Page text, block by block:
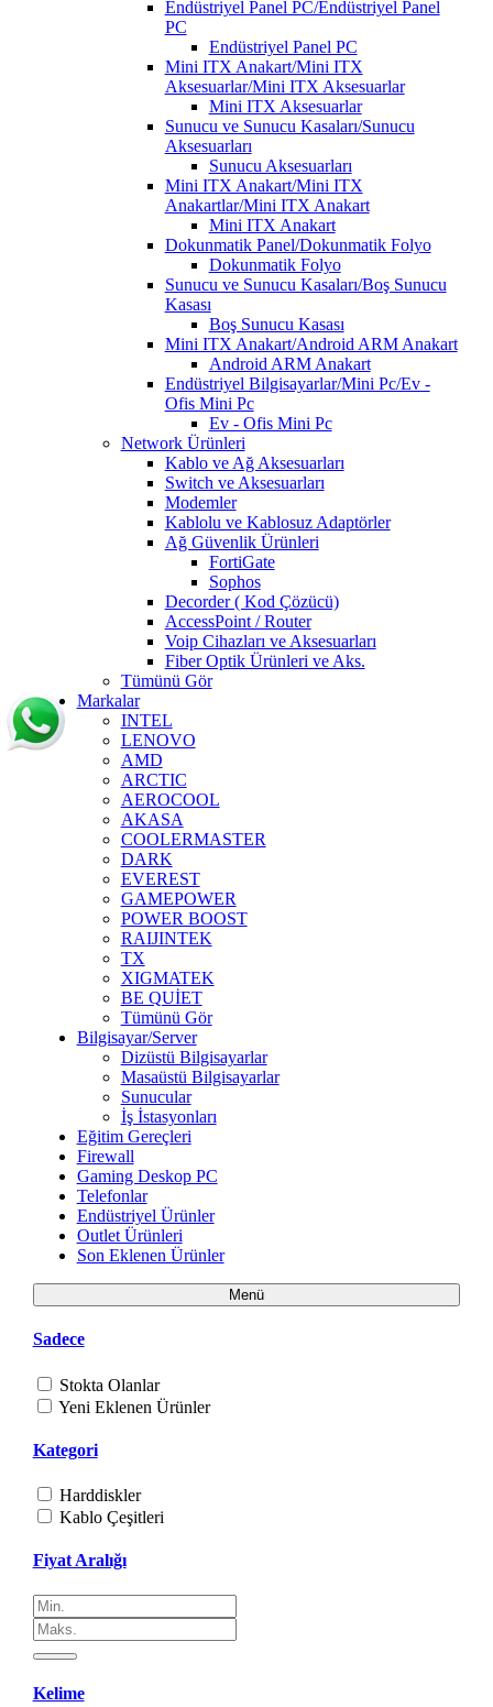
Endüstriyel Panel PC/Endüstriyel Panel
PC
Endüstriyel Panel PC
Mini ITX Anakart/Mini ITX
Aksesuarlar/Mini ITX Aksesuarlar
Mini ITX Aksesuarlar
Sunucu ve Sunucu Kasaları/Sunucu
Aksesuarları
Sunucu Aksesuarları
Mini ITX Anakart/Mini ITX
Anakartlar/Mini ITX Anakart
Mini ITX Anakart
Dokunmatik Panel/Dokunmatik Folyo
Dokunmatik Folyo
Sunucu ve Sunucu Kasaları/Boş Sunucu
Kasası
Boş Sunucu Kasası
Mini ITX Anakart/Android ARM Anakart
Android ARM Anakart
Endüstriyel Bilgisayarlar/Mini Pc/Ev -
Ofis Mini Pc
Ev - Ofis Mini Pc
Network Ürünleri
Kablo ve Ağ Aksesuarları
Switch ve Aksesuarları
Modemler
Kablolu ve Kablosuz Adaptörler
Ağ Güvenlik Ürünleri
FortiGate
Sophos
Decorder ( Kod Çözücü)
AccessPoint / Router
Voip Cihazları ve Aksesuarları
Fiber Optik Ürünleri ve Aks.
Tümünü Gör
Markalar
INTEL
LENOVO
AMD
ARCTIC
AEROCOOL
AKASA
COOLERMASTER
DARK
EVEREST
GAMEPOWER
POWER BOOST
RAIJINTEK
TX
XIGMATEK
BE QUİET
Tümünü Gör
Bilgisayar/Server
Dizüstü Bilgisayarlar
Masaüstü Bilgisayarlar
Sunucular
İş İstasyonları
Eğitim Gereçleri
Firewall
Gaming Deskop PC
Telefonlar
Endüstriyel Ürünler
Outlet Ürünleri
Son Eklenen Ürünler
Menü
Sadece
Stokta Olanlar
Yeni Eklenen Ürünler
Kategori
Harddiskler
Kablo Çeşitleri
Fiyat Aralığı
Kelime